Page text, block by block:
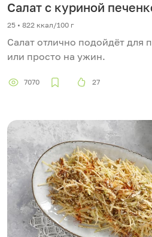
Салат с куриной
25 • 822 ккал/100 г
Салат отлично подойдёт для
или просто на ужин.
7070 27